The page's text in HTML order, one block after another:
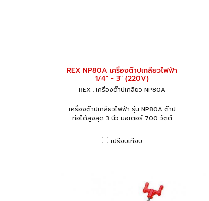
REX NP80A เครื่องต๊าปเกลียวไฟฟ้า
1/4" - 3" (220V)
REX : เครื่องต๊าปเกลียว NP80A
เครื่องต๊าปเกลียวไฟฟ้า รุ่น NP80A ต๊าป
ท่อได้สูงสุด 3 นิ้ว มอเตอร์ 700 วัตต์
เปรียบเทียบ